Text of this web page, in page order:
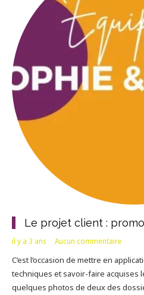
Le projet client :
il y a 3 ans Aucun commentaire
C’est l’occasion de mettre en
techniques et savoir-faire acquises
quelques photos de deux des